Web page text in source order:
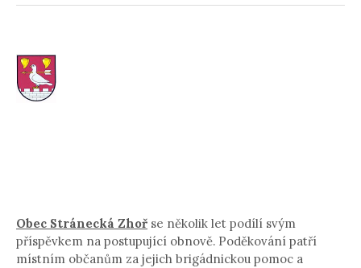
Obec Stránecká Zhoř se několik let podílí svým
příspěvkem na postupující obnově. Poděkování patří
místním občanům za jejich brigádnickou pomoc a